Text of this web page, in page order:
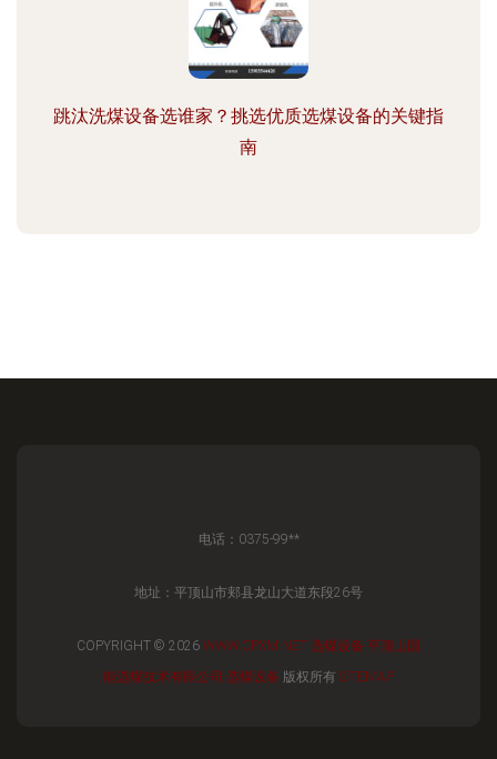
跳汰洗煤设备选谁家？挑选优质选煤设备的关键指
南
电话：0375-99**
地址：平顶山市郏县龙山大道东段26号
COPYRIGHT © 2026 WWW.CPXM.NET 选煤设备 平顶山国
能选煤技术有限公司 选煤设备 版权所有 SITEMAP